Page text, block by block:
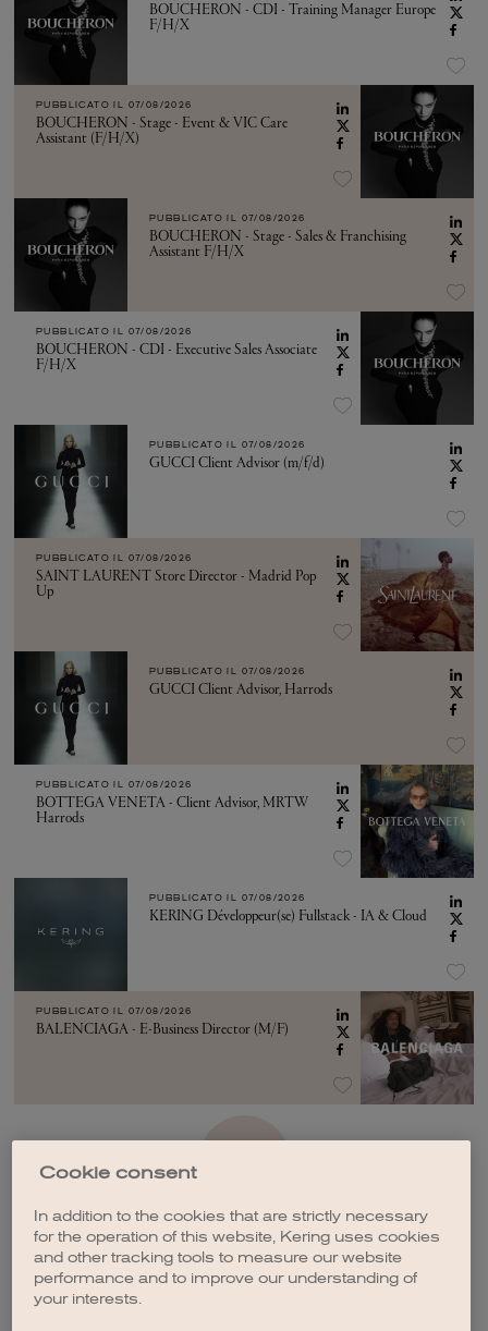
BOUCHERON - CDI - Training Manager Europe
F/H/X
PUBBLICATO IL 07/08/2026
BOUCHERON - Stage - Event & VIC Care
Assistant (F/H/X)
PUBBLICATO IL 07/08/2026
BOUCHERON - Stage - Sales & Franchising
Assistant F/H/X
PUBBLICATO IL 07/08/2026
BOUCHERON - CDI - Executive Sales Associate
F/H/X
PUBBLICATO IL 07/08/2026
GUCCI Client Advisor (m/f/d)
PUBBLICATO IL 07/08/2026
SAINT LAURENT Store Director - Madrid Pop
Up
PUBBLICATO IL 07/08/2026
GUCCI Client Advisor, Harrods
PUBBLICATO IL 07/08/2026
BOTTEGA VENETA - Client Advisor, MRTW
Harrods
PUBBLICATO IL 07/08/2026
KERING Développeur(se) Fullstack - IA & Cloud
PUBBLICATO IL 07/08/2026
BALENCIAGA - E-Business Director (M/F)
Cookie consent
In addition to the cookies that are strictly necessary
for the operation of this website, Kering uses cookies
and other tracking tools to measure our website
performance and to improve our understanding of
your interests.